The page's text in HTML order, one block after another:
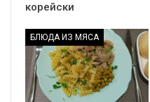
корейски
БЛЮДА ИЗ МЯСА